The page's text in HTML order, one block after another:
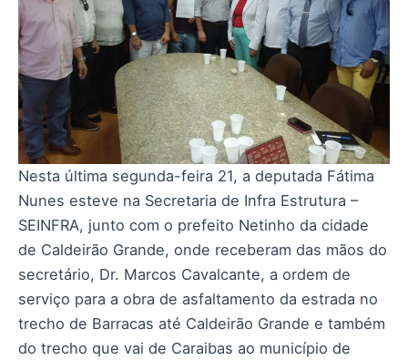
Nesta última segunda-feira 21, a deputada Fátima
Nunes esteve na Secretaria de Infra Estrutura –
SEINFRA, junto com o prefeito Netinho da cidade
de Caldeirão Grande, onde receberam das mãos do
secretário, Dr. Marcos Cavalcante, a ordem de
serviço para a obra de asfaltamento da estrada no
trecho de Barracas até Caldeirão Grande e também
do trecho que vai de Caraibas ao município de